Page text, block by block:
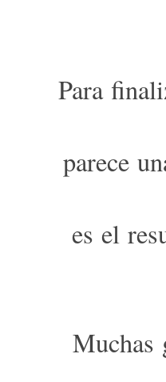
Para
parece
es el
Muchas